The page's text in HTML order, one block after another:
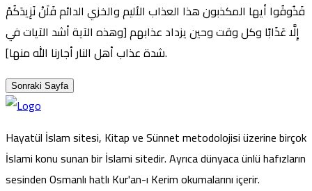
فَذُوقُوا أيها المكذبون هذا العذاب الأليم والخزي الدائم فَلَنْ نَزِيدَكُمْ
إِلَّا عَذَابًا وكل وقت وحين يزداد عذابهم [وهذه الآية أشد الآيات في
شدة عذاب أهل النار أجارنا الله منها].
Sonraki Sayfa
Hayatül İslam sitesi, Kitap ve Sünnet metodolojisi üzerine birçok
İslami konu sunan bir İslami sitedir. Ayrıca dünyaca ünlü hafızların
sesinden Osmanlı hatlı Kur'an-ı Kerim okumalarını içerir.